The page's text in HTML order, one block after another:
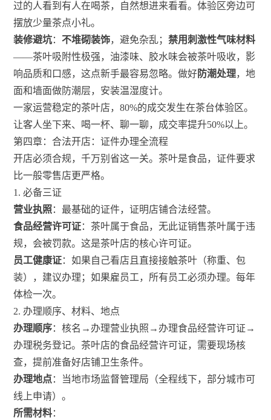
过的人看到有人在喝茶，自然想进来看看。体验区旁边可
摆放少量茶点小礼。
装修避坑：不堆砌装饰，避免杂乱；禁用刺激性气味材料
——茶叶吸附性极强，油漆味、胶水味会被茶叶吸收，影
响品质和口感，这点新手最容易忽略。做好防潮处理，地
面和墙面做防潮层，安装温湿度计。
一家运营稳定的茶叶店，80%的成交发生在茶台体验区。
让客人坐下来、喝一杯、聊一聊，成交率提升50%以上。
第四章：合法开店：证件办理全流程
开店必须合规，千万别省这一关。茶叶是食品，证件要求
比一般零售店更严格。
1. 必备三证
营业执照：最基础的证件，证明店铺合法经营。
食品经营许可证：茶叶属于食品，无此证销售茶叶属于违
规，会被罚款。这是茶叶店的核心许可证。
员工健康证：如果自己看店且直接接触茶叶（称重、包
装），建议办理；如果雇员工，所有员工必须办理。每年
体检一次。
2. 办理顺序、材料、地点
办理顺序：核名→办理营业执照→办理食品经营许可证→
办理税务登记。茶叶店的食品经营许可证，需要现场核
查，提前准备好店铺卫生条件。
办理地点：当地市场监督管理局（全程线下，部分城市可
线上申请）。
所需材料：